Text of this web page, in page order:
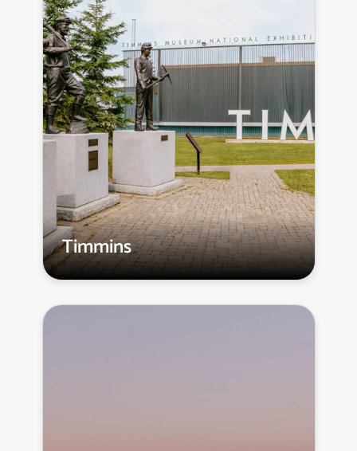
Timmins